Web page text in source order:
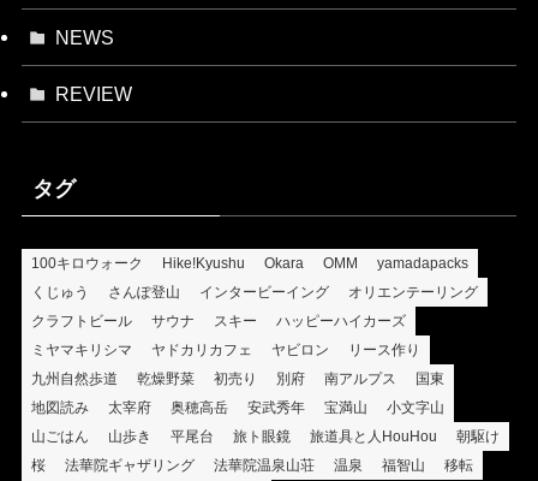
NEWS
REVIEW
タグ
100キロウォーク Hike!Kyushu Okara OMM
yamadapacks
くじゅう
さんぽ登山 インタービーイング
オリエンテーリング
クラフトビール
サウナ スキー
ハッピーハイカーズ
ミヤマキリシマ
ヤドカリカフェ ヤビロン
リース作り
九州自然歩道
乾燥野菜 初売り 別府 南アルプス
国東
地図読み
太宰府 奥穂高岳 安武秀年 宝満山
小文字山
山ごはん
山歩き 平尾台 旅ト眼鏡 旅道具と人HouHou
朝駆け
桜
法華院ギャザリング 法華院温泉山荘 温泉 福智山
移転